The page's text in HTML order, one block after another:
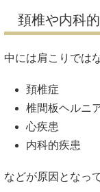
頚椎や内科
中には肩こりでは
頚椎症
椎間板ヘルニ
心疾患
内科的疾患
などが原因となっ